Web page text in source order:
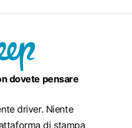
dovete pensare
driver. Niente
di stampa